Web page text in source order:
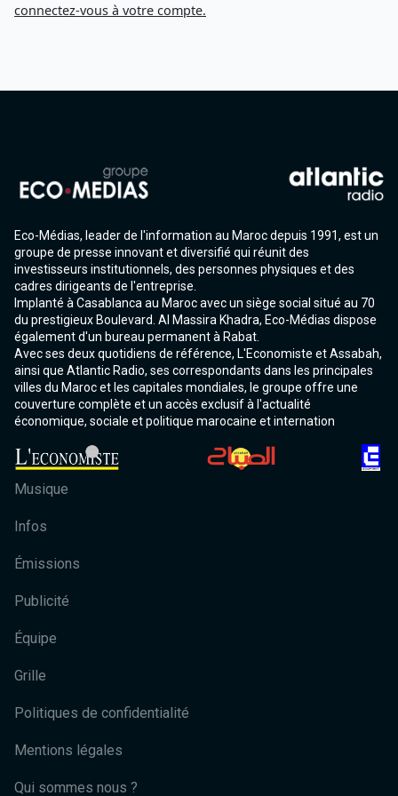
connectez-vous à votre compte.
Eco-Médias, leader de l'information au Maroc depuis 1991, est un
groupe de presse innovant et diversifié qui réunit des
investisseurs institutionnels, des personnes physiques et des
cadres dirigeants de l'entreprise.
Implanté à Casablanca au Maroc avec un siège social situé au 70
du prestigieux Boulevard. Al Massira Khadra, Eco-Médias dispose
également d'un bureau permanent à Rabat.
Avec ses deux quotidiens de référence, L'Economiste et Assabah,
ainsi que Atlantic Radio, ses correspondants dans les principales
villes du Maroc et les capitales mondiales, le groupe offre une
couverture complète et un accès exclusif à l'actualité
économique, sociale et politique marocaine et internation
Musique
Infos
Émissions
Publicité
Équipe
Grille
Politiques de confidentialité
Mentions légales
Qui sommes nous ?